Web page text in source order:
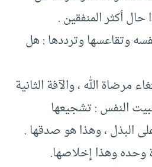
حال أكثر المنفقين .
وتقاعسها وترددها : هل
مرضاة الله ، والآفة الثانية
النفس : تشجيعها
البذل ، وهذا هو صدقها .
وحده وهذا إخلاصها.